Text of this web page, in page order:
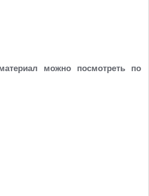
можно посмотреть по